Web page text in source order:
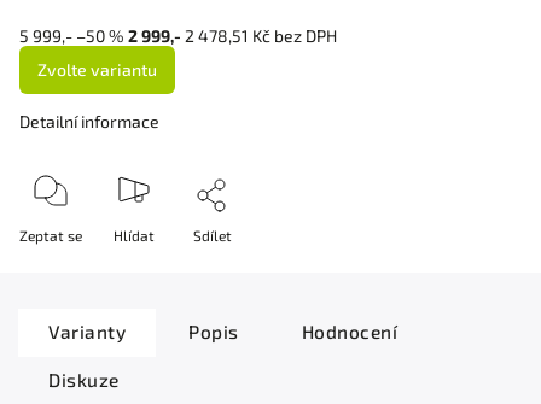
5 999,- –50 % 2 999,- 2 478,51 Kč bez DPH
Zvolte variantu
Detailní informace
Zeptat se Hlídat Sdílet
Varianty Popis Hodnocení
Diskuze